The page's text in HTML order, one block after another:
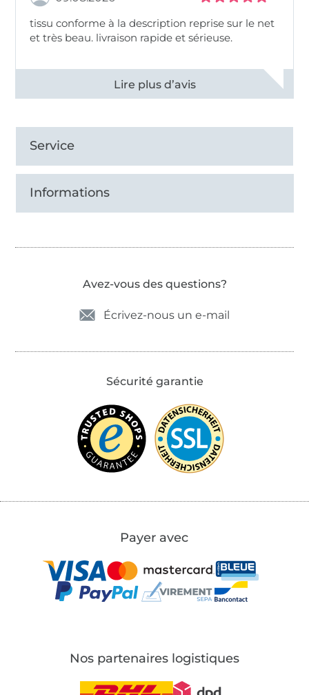
tissu conforme à la description reprise sur le net
et très beau. livraison rapide et sérieuse.
Voir tous les 11498 commentaires
Service
Informations
Avez-vous des questions?
Écrivez-nous un e-mail
Sécurité garantie
Payer avec
Nos partenaires logistiques